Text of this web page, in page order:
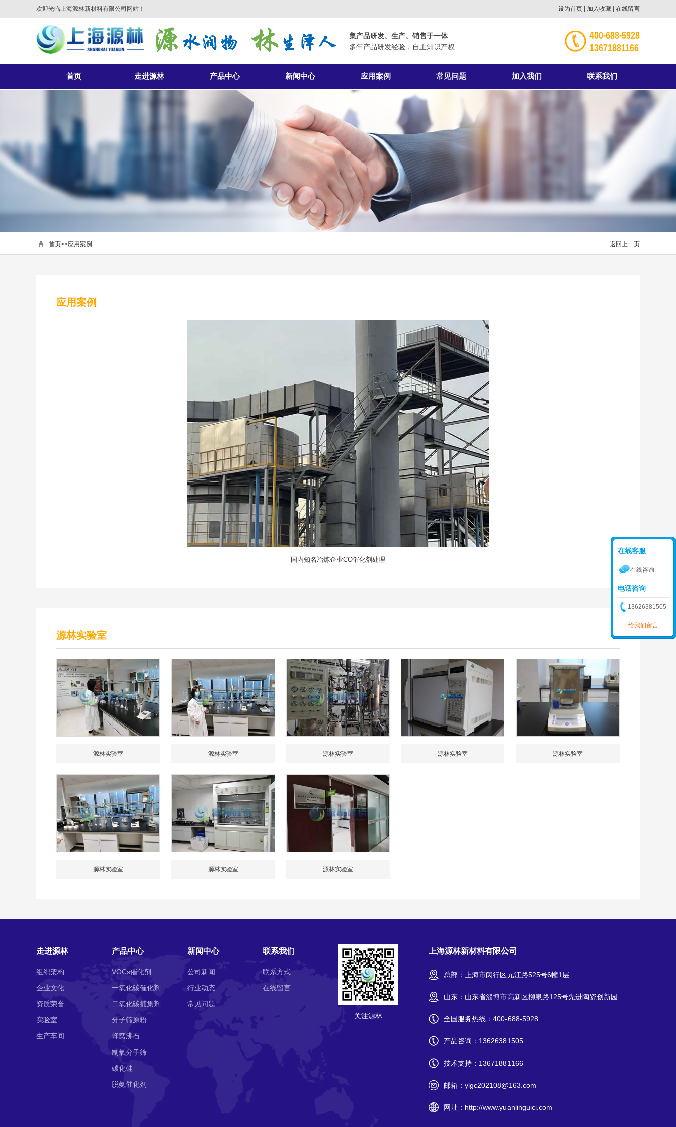
欢迎光临上海源林新材料有限公司网站！ 设为首页 加入收藏 在线留言
集产品研发、生产、销售于一体
多年产品研发经验，自主知识产权
400-688-5928
13671881166
首页 走进源林 产品中心 新闻中心 应用案例 常见问题 加入我们 联系我们
返回上一页
首页>>应用案例
应用案例
国内知名冶炼企业CO催化剂处理
源林实验室
源林实验室 源林实验室 源林实验室 源林实验室 源林实验室
源林实验室 源林实验室 源林实验室
走进源林
组织架构
企业文化
资质荣誉
实验室
生产车间
产品中心
VOCs催化剂
一氧化碳催化剂
二氧化碳捕集剂
分子筛原粉
蜂窝沸石
制氧分子筛
碳化硅
脱氨催化剂
新闻中心
公司新闻
行业动态
常见问题
联系我们
联系方式
在线留言
关注源林
上海源林新材料有限公司
总部：上海市闵行区元江路525号6幢1层
山东：山东省淄博市高新区柳泉路125号先进陶瓷创新园
全国服务热线： 400-688-5928
产品咨询： 13626381505
技术支持： 13671881166
邮箱： ylgc202108@163.com
网址： http://www.yuanlinguici.com
在线客服
在线咨询
电话咨询
13626381505
给我们留言